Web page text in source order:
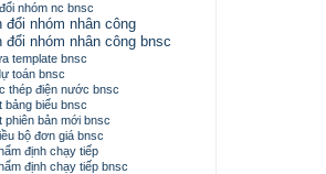
nhóm nc bnsc
đổi nhóm nhân công
đổi nhóm nhân công bnsc
template bnsc
toán bnsc
thép điện nước bnsc
bảng biểu bnsc
phiên bản mới bnsc
bộ đơn giá bnsc
định chạy tiếp
định chạy tiếp bnsc